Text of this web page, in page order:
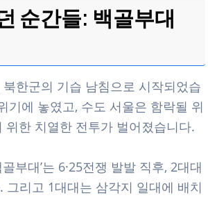
순간들: 백골부대
한군의 기습 남침으로 시작되었습
기에 놓였고, 수도 서울은 함락될 위
한 치열한 전투가 벌어졌습니다.
부대’는 6·25전쟁 발발 직후, 2대대
리고 1대대는 삼각지 일대에 배치